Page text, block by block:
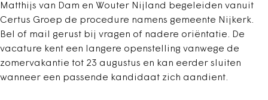
Matthijs van Dam en Wouter Nijland begeleiden vanuit
Certus Groep de procedure namens gemeente Nijkerk.
Bel of mail gerust bij vragen of nadere oriëntatie. De
vacature kent een langere openstelling vanwege de
zomervakantie tot 23 augustus en kan eerder sluiten
wanneer een passende kandidaat zich aandient.